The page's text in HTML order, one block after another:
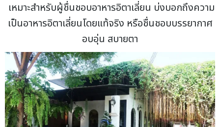
เหมาะสำหรับผู้ชื่นชอบอาหารอิตาเลี่ยน บ่งบอกถึงความ
เป็นอาหารอิตาเลี่ยนโดยแท้จริง หรือชื่นชอบบรรยากาศ
อบอุ่น สบายตา